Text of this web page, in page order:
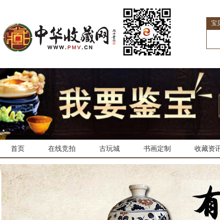
宝
首页 在线竞拍 古玩城 书画定制 收藏资